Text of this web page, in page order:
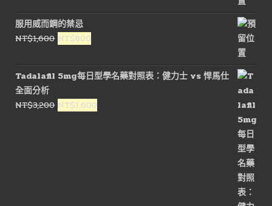
價
格：
NT$1,600。
價
格：
NT$800。
服用威而鋼的禁忌
NT$1,600 原
價
格：
NT$1,600。
NT$800
價
格：
NT$800。
Tadalafil 5mg每日型學名藥對照表：健力士 vs 悍馬仕
全面分析
NT$3,200 原
NT$1,600